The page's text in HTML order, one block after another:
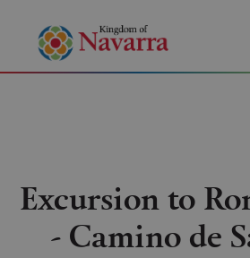
Excursion to
- Camino de